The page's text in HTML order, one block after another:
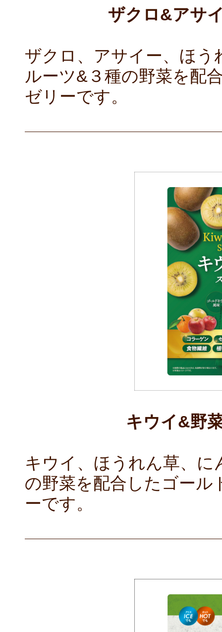
ザクロ&アサ
ザクロ、アサイー、ほう
ルーツ&３種の野菜を配
ゼリーです。
キウイ&野
キウイ、ほうれん草、
の野菜を配合したゴール
ーです。